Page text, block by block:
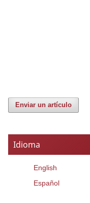
Enviar un artículo
Idioma
English
Español